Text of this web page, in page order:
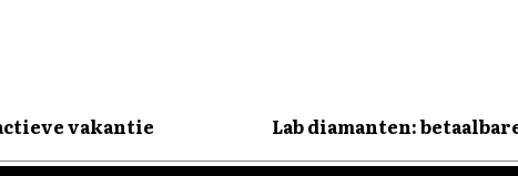
vakantie Lab diamanten: